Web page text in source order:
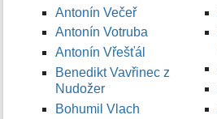
Antonín Večeř
Antonín Votruba
Antonín Vřešťál
Benedikt Vavřinec z
Nudožer
Bohumil Vlach